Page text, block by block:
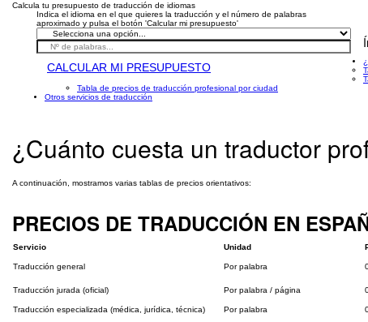
Calcula tu presupuesto de traducción de idiomas
Indica el idioma en el que quieres la traducción y el número de palabras
aproximado y pulsa el botón 'Calcular mi presupuesto'
CALCULAR MI PRESUPUESTO
Tabla de precios de traducción profesional por ciudad
Otros servicios de traducción
¿Cuánto cuesta un traductor
A continuación, mostramos varias tablas de precios orientativos:
PRECIOS DE TRADUCCIÓN EN
Servicio Unidad
Traducción general Por palabra
Traducción jurada (oficial)
Por palabra / página
Traducción especializada (médica, jurídica, técnica)
Por palabra